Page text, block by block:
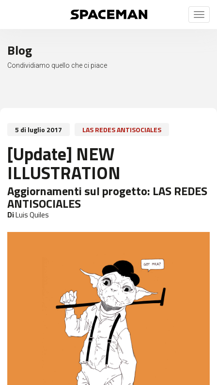
Toggle
Blog
Condividiamo quello che ci piace
5 di luglio 2017 LAS REDES ANTISOCIALES
[Update] NEW
ILLUSTRATION
Aggiornamenti sul progetto: LAS REDES
ANTISOCIALES
DiLuis Quiles